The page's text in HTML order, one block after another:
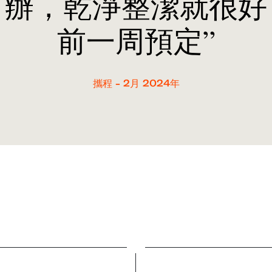
前一周預定”
攜程 - 2月 2024年